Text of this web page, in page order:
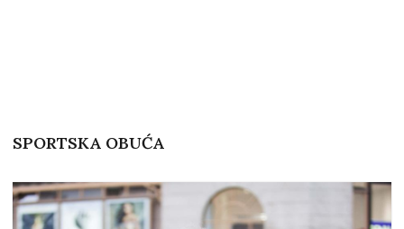
SPORTSKA OBUĆA